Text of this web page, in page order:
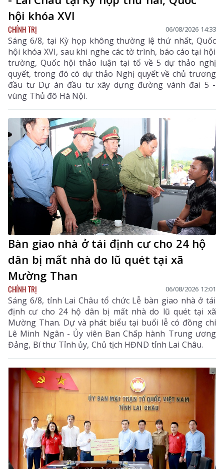
hội khóa XVI
CHÍNH TRỊ 06/08/2026 14:33
Sáng 6/8, tại Kỳ họp không thường lệ thứ nhất, Quốc
hội khóa XVI, sau khi nghe các tờ trình, báo cáo tại hội
trường, Quốc hội thảo luận tại tổ về 5 dự thảo nghị
quyết, trong đó có dự thảo Nghị quyết về chủ trương
đầu tư Dự án đầu tư xây dựng đường vành đai 5 -
vùng Thủ đô Hà Nội.
Bàn giao nhà ở tái định cư cho 24 hộ
dân bị mất nhà do lũ quét tại xã
Mường Than
CHÍNH TRỊ 06/08/2026 12:01
Sáng 6/8, tỉnh Lai Châu tổ chức Lễ bàn giao nhà ở tái
định cư cho 24 hộ dân bị mất nhà do lũ quét tại xã
Mường Than. Dự và phát biểu tại buổi lễ có đồng chí
Lê Minh Ngân - Ủy viên Ban Chấp hành Trung ương
Đảng, Bí thư Tỉnh ủy, Chủ tịch HĐND tỉnh Lai Châu.